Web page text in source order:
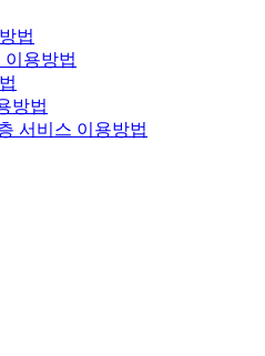
법
이용방법
방법
서비스 이용방법